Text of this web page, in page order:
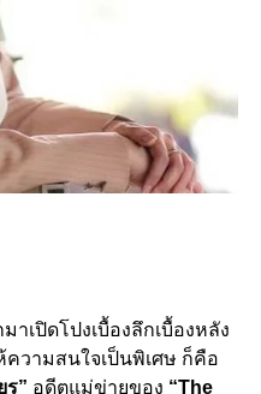
เปิดโปงเบื้องลึกเบื้องหลัง
ความสนใจเป็นพิเศษ ก็คือ
ร” อดีตแม่ข่ายของ “The